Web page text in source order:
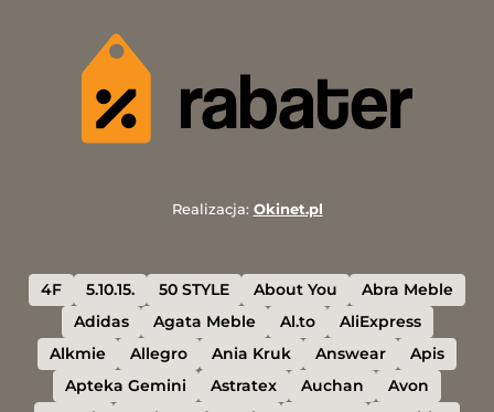
Realizacja: Okinet.pl
4F 5.10.15. 50 STYLE About You
Abra Meble
Adidas
Agata Meble Al.to
AliExpress
Alkmie
Allegro Ania Kruk Answear
Apis
Apteka Gemini
Astratex Auchan
Avon